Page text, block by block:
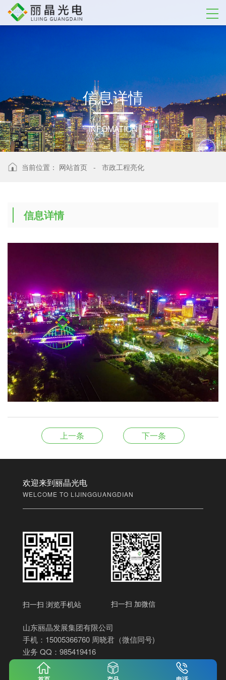
信息详情
INFOMATION
当前位置： 网站首页 - 市政工程亮化
信息详情
上一条 下一条
欢迎来到丽晶光电
WELCOME TO LIJINGGUANGDIAN
扫一扫 浏览手机站 扫一扫 加微信
山东丽晶发展集团有限公司
手机：15005366760 周晓君（微信同号)
业务 QQ：985419416
公司地址：潍坊市寒亭区泰祥街与文化路东北角中南
高科·潍坊鸢都汇智产业园4号楼